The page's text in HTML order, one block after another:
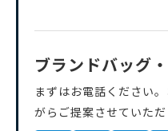
ブランドバッグ
まずはお電話ください
がらご提案させていただ